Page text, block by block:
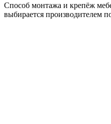
Способ монтажа и крепёж
выбирается производителем